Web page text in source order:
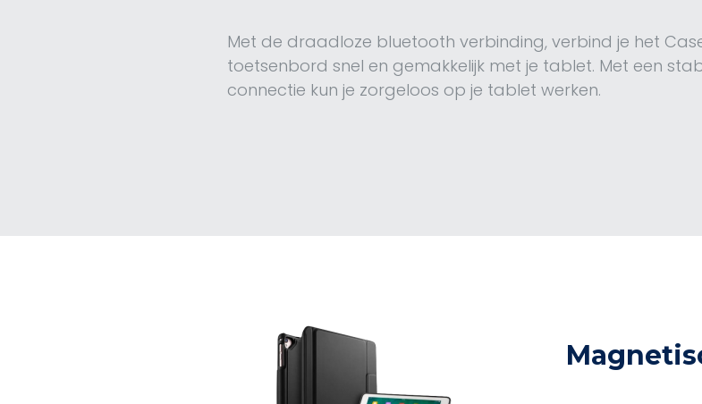
Met de draadloze bluetooth verbinding, verbind je het
toetsenbord snel en gemakkelijk met je tablet. Met een
connectie kun je zorgeloos op je tablet werken.